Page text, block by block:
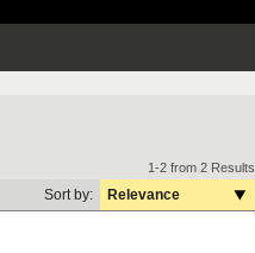
1-2 from 2 Results
Sort by: Relevance